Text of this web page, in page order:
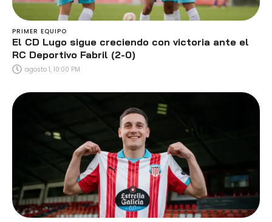
PRIMER EQUIPO
El CD Lugo sigue creciendo con victoria ante el
RC Deportivo Fabril (2-0)
agosto 1, 10:00 PM